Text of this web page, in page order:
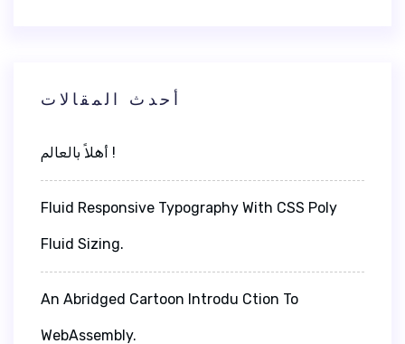
أحدث المقالات
أهلاً بالعالم !
Fluid Responsive Typography With CSS Poly
Fluid Sizing.
An Abridged Cartoon Introdu Ction To
WebAssembly.